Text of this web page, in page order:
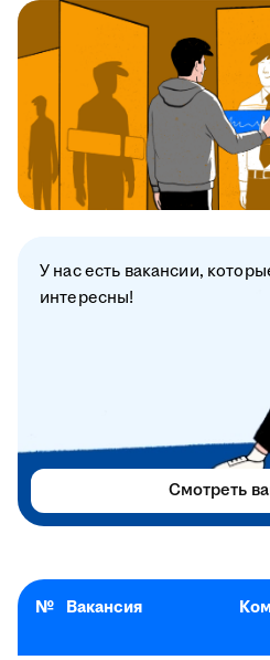
№ Вакансия
У нас есть вакансии,
интересны!
Смотреть